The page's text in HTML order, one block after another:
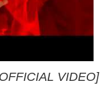
VIDEO]